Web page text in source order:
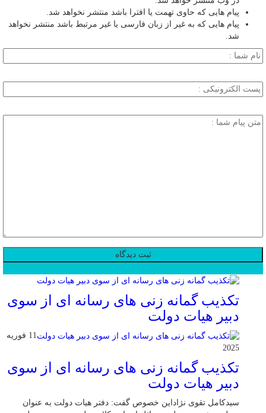
پیام هایی که حاوی تهمت یا افترا باشد منتشر نخواهد شد.
پیام هایی که به غیر از زبان فارسی یا غیر مرتبط باشد منتشر نخواهد
شد.
تکذیب گمانه زنی های رسانه ای از سوی
دبیر هیات دولت
11 فوریه
2025
تکذیب گمانه زنی های رسانه ای از سوی
دبیر هیات دولت
سیدکامل تقوی نژاداین خصوص گفت: دفتر هیات دولت به عنوان